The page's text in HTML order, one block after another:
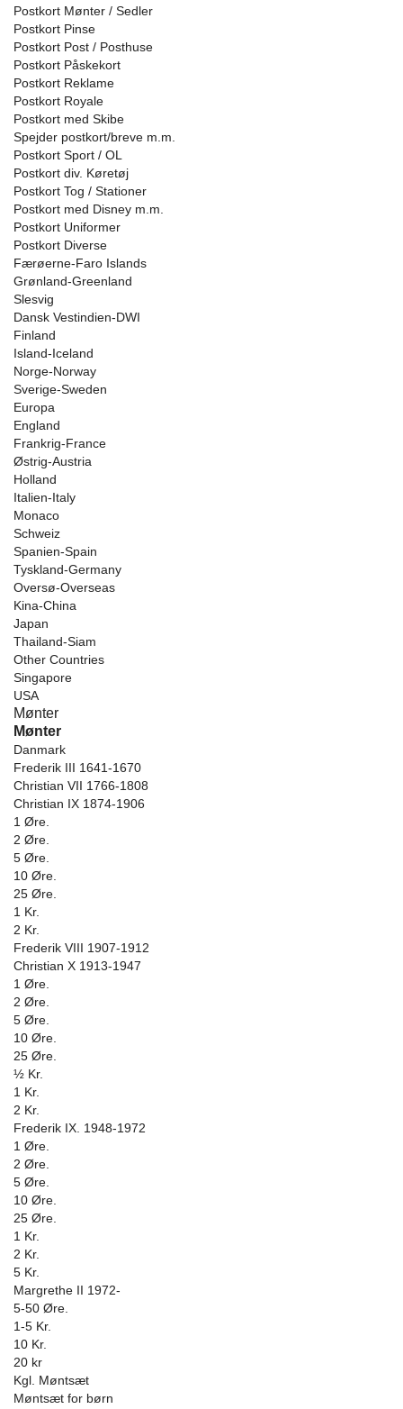
Postkort Mønter / Sedler
Postkort Pinse
Postkort Post / Posthuse
Postkort Påskekort
Postkort Reklame
Postkort Royale
Postkort med Skibe
Spejder postkort/breve m.m.
Postkort Sport / OL
Postkort div. Køretøj
Postkort Tog / Stationer
Postkort med Disney m.m.
Postkort Uniformer
Postkort Diverse
Færøerne-Faro Islands
Grønland-Greenland
Slesvig
Dansk Vestindien-DWI
Finland
Island-Iceland
Norge-Norway
Sverige-Sweden
Europa
England
Frankrig-France
Østrig-Austria
Holland
Italien-Italy
Monaco
Schweiz
Spanien-Spain
Tyskland-Germany
Oversø-Overseas
Kina-China
Japan
Thailand-Siam
Other Countries
Singapore
USA
Mønter
Mønter
Danmark
Frederik III 1641-1670
Christian VII 1766-1808
Christian IX 1874-1906
1 Øre.
2 Øre.
5 Øre.
10 Øre.
25 Øre.
1 Kr.
2 Kr.
Frederik VIII 1907-1912
Christian X 1913-1947
1 Øre.
2 Øre.
5 Øre.
10 Øre.
25 Øre.
½ Kr.
1 Kr.
2 Kr.
Frederik IX. 1948-1972
1 Øre.
2 Øre.
5 Øre.
10 Øre.
25 Øre.
1 Kr.
2 Kr.
5 Kr.
Margrethe II 1972-
5-50 Øre.
1-5 Kr.
10 Kr.
20 kr
Kgl. Møntsæt
Møntsæt for børn